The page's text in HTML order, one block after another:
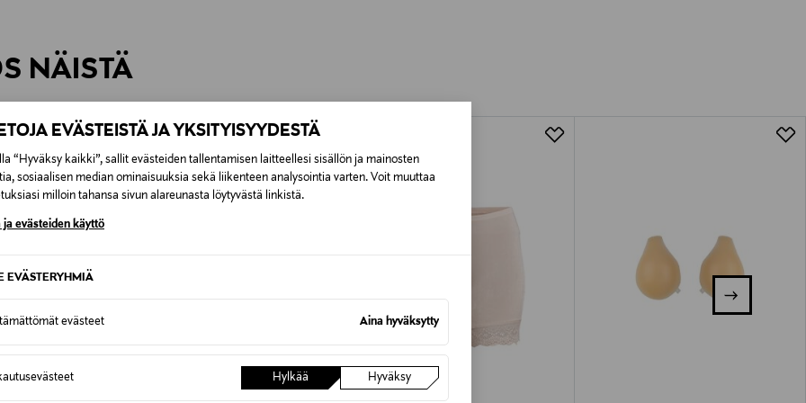
EVÄSTEISTÄ JA YKSITYISYYDESTÄ
“Hyväksy kaikki”, sallit evästeiden tallentamisen laitteellesi sisällön ja mainosten
sosiaalisen median ominaisuuksia sekä liikenteen analysointia varten. Voit muuttaa
milloin tahansa sivun alareunasta löytyvästä linkistä.
ja evästeiden käyttö
EVÄSTERYHMIÄ
evästeet Aina hyväksytty
Hylkää Hyväksy
Alk. 6,90 €, kun toimitus on saatavilla valittuun osoitteeseen.
NÄISTÄ